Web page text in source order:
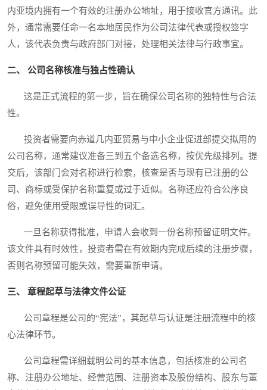
内亚境内拥有一个有效的注册办公地址，用于接收官方通讯。此
外，通常需要任命一名本地居民作为公司法律代表或授权签字
人，该代表负责与政府部门对接，处理相关法律与行政事宜。
二、 公司名称核准与独占性确认
这是正式流程的第一步，旨在确保公司名称的独特性与合法
性。
投资者需要向赤道几内亚贸易与中小企业促进部提交拟用的
公司名称，通常建议准备三到五个备选名称，按优先级排列。提
交后，该部门会对名称进行检索，核查是否与现有已注册的公
司、商标或受保护名称重复或过于近似。名称还应符合公序良
俗，避免使用受限或误导性的词汇。
一旦名称获得批准，申请人会收到一份名称预留证明文件。
该文件具有时效性，投资者需在有效期内完成后续的注册步骤，
否则名称预留可能失效，需要重新申请。
三、 章程起草与法律文件公证
公司章程是公司的“宪法”，其起草与认证是注册流程中的核
心法律环节。
公司章程需详细载明公司的基本信息，包括核准的公司名
称、注册办公地址、经营范围、注册资本及股份结构、股东与董